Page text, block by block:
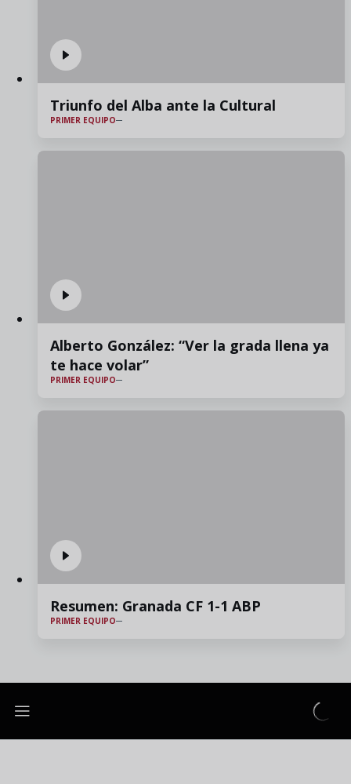
Triunfo del Alba ante la Cultural
PRIMER EQUIPO
Alberto González: “Ver la grada llena ya
te hace volar”
PRIMER EQUIPO
Resumen: Granada CF 1-1 ABP
PRIMER EQUIPO